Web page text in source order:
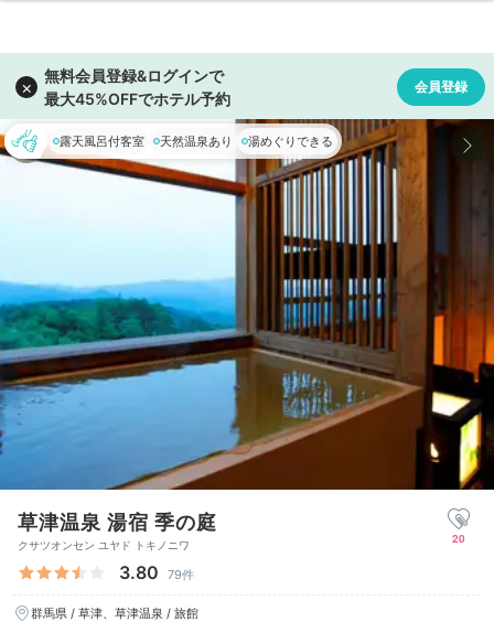
露天風呂付客室 天然温泉あり 湯めぐりできる
草津温泉 湯宿 季の庭
クサツオンセン ユヤド トキノニワ
3.80 79件
群馬県 / 草津、草津温泉 / 旅館
20